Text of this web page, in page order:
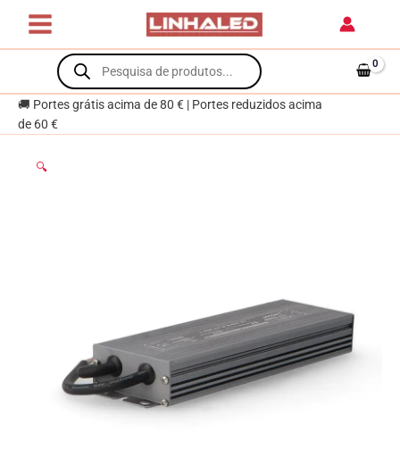
content
Products
search
🚚 Portes grátis acima de 80 € | Portes reduzidos acima
de 60 €
🔍
para
Fitas
Led
12Vdc